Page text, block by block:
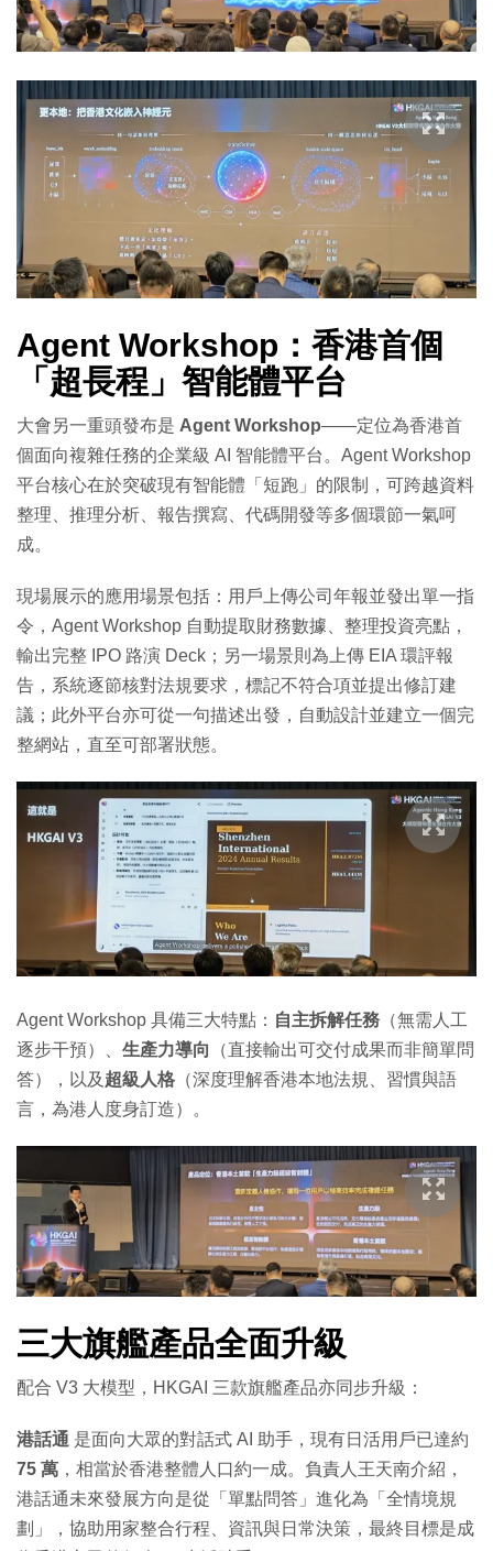
Agent Workshop：香港首個
「超長程」智能體平台
大會另一重頭發布是 Agent Workshop——定位為香港首
個面向複雜任務的企業級 AI 智能體平台。Agent Workshop
平台核心在於突破現有智能體「短跑」的限制，可跨越資料
整理、推理分析、報告撰寫、代碼開發等多個環節一氣呵
成。
現場展示的應用場景包括：用戶上傳公司年報並發出單一指
令，Agent Workshop 自動提取財務數據、整理投資亮點，
輸出完整 IPO 路演 Deck；另一場景則為上傳 EIA 環評報
告，系統逐節核對法規要求，標記不符合項並提出修訂建
議；此外平台亦可從一句描述出發，自動設計並建立一個完
整網站，直至可部署狀態。
Agent Workshop 具備三大特點： 自主拆解任務 （無需人工
逐步干預）、 生產力導向
（直接輸出可交付成果而非簡單問
答），以及 超級人格 （深度理解香港本地法規、習慣與語
言，為港人度身訂造）。
三大旗艦產品全面升級
配合 V3 大模型，HKGAI 三款旗艦產品亦同步升級：
港話通 是面向大眾的對話式 AI 助手，現有日活用戶已達約
75 萬 ，相當於香港整體人口約一成。負責人王天南介紹，
港話通未來發展方向是從「單點問答」進化為「全情境規
劃」，協助用家整合行程、資訊與日常決策，最終目標是成